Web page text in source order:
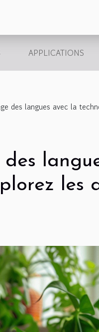
APPLICATIONS
des langues avec la
les